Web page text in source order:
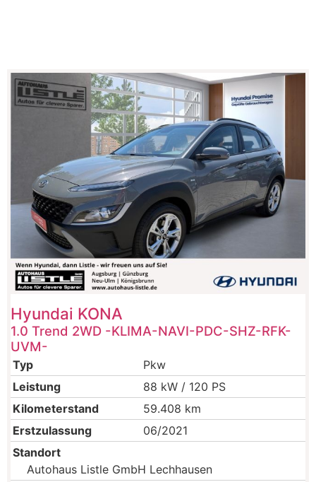
Hyundai KONA
1.0 Trend 2WD -KLIMA-NAVI-PDC-SHZ-RFK-
UVM-
Typ
Pkw
Leistung
88 kW / 120 PS
Kilometerstand
59.408 km
Erstzulassung
06/2021
Standort
Autohaus Listle GmbH Lechhausen